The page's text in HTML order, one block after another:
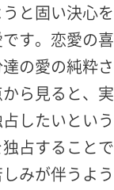
と固い決心
す。恋愛の
の愛の純粋さ
ら見ると、
したいとい
占すること
みが伴うよ